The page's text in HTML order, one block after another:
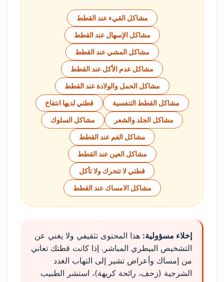
مشاكل القيء عند القطط
مشاكل الإسهال عند القطط
مشاكل المشي عند القطط
مشاكل عدم الأكل عند القطط
مشاكل الحمل والولادة عند القطط
مشاكل القطط التنفسية قطتي لديها انتفاخ
مشاكل الجلد والشعر مشاكل السلوك
مشاكل الفم عند القطط
مشاكل العين عند القطط
قطتي لا تتحرك ولا تأكل
مشاكل الامساك عند القطط
إخلاء مسؤولية: هذا المحتوى تثقيفي ولا يغني عن
التشخيص البيطري المباشر. إذا كانت قطتك تعاني
من إمساك وأعراض تشير إلى التهاب الغدد
الشرجية (زحف، رائحة كريهة)، استشر الطبيب